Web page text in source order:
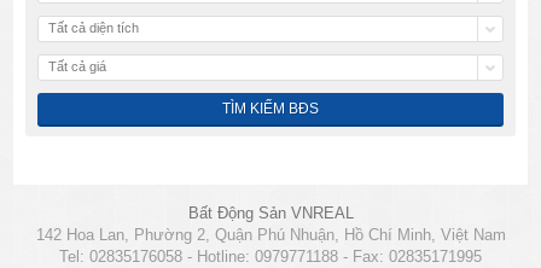
Tất cả diện tích
Tất cả giá
Bất Động Sản VNREAL
142 Hoa Lan, Phường 2, Quận Phú Nhuận, Hồ Chí Minh, Việt Nam
Tel: 02835176058 - Hotline: 0979771188 - Fax: 02835171995